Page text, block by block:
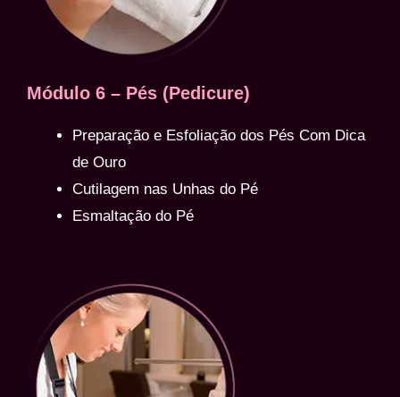
Módulo 6 – Pés (Pedicure)
Preparação e Esfoliação dos Pés Com Dica
de Ouro
Cutilagem nas Unhas do Pé
Esmaltação do Pé